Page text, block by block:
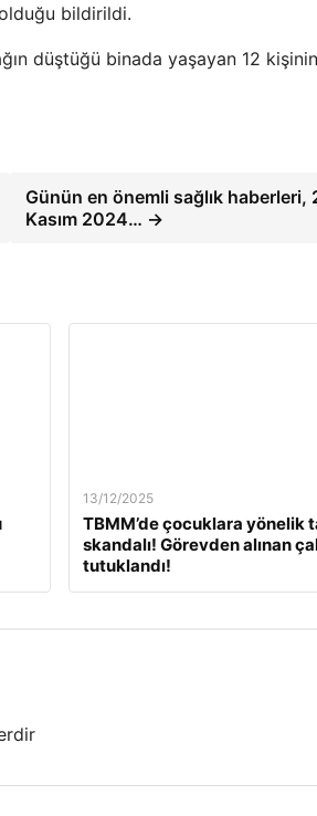
bildirildi.
düştüğü binada yaşayan 12 kişinin
Günün en önemli sağlık haberleri,
Kasım 2024… →
13/12/2025
TBMM’de çocuklara yönelik
skandalı! Görevden alınan
tutuklandı!